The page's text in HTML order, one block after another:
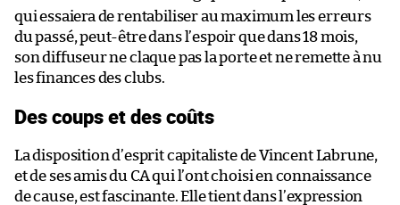
qui essaiera de rentabiliser au maximum les erreurs
du passé, peut-être dans l’espoir que dans 18 mois,
son diffuseur ne claque pas la porte et ne remette à nu
les finances des clubs.
Des coups et des coûts
La disposition d’esprit capitaliste de Vincent Labrune,
et de ses amis du CA qui l’ont choisi en connaissance
de cause, est fascinante. Elle tient dans l’expression